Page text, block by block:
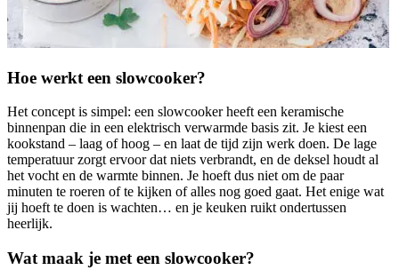
Hoe werkt een slowcooker?
Het concept is simpel: een slowcooker heeft een keramische
binnenpan die in een elektrisch verwarmde basis zit. Je kiest een
kookstand – laag of hoog – en laat de tijd zijn werk doen. De lage
temperatuur zorgt ervoor dat niets verbrandt, en de deksel houdt al
het vocht en de warmte binnen. Je hoeft dus niet om de paar
minuten te roeren of te kijken of alles nog goed gaat. Het enige wat
jij hoeft te doen is wachten… en je keuken ruikt ondertussen
heerlijk.
Wat maak je met een slowcooker?